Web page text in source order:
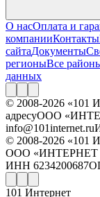
О насОплата и
компанииКонтакты
сайтаДокументы
регионыВсе
данных
© 2008-2026 «101
адресуООО
info@101internet.ru
© 2008-2026 «101
ООО
ИНН 6234200687
101 Интернет